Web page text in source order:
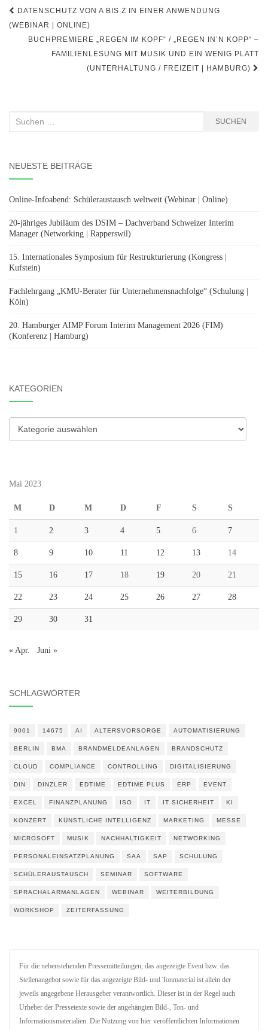
Beitragsnavigation
DATENSCHUTZ VON A BIS Z IN EINER ANWENDUNG
(WEBINAR | ONLINE)
BUCHPREMIERE „REGEN IM KOPF“ / „REGEN IN’N KOPP“ –
FAMILIENLESUNG MIT MUSIK UND EIN WENIG PLATT
(UNTERHALTUNG / FREIZEIT | HAMBURG)
Suchen
SUCHEN
NEUESTE BEITRÄGE
Online-Infoabend: Schüleraustausch weltweit (Webinar | Online)
20-jähriges Jubiläum des DSIM – Dachverband Schweizer Interim
Manager (Networking | Rapperswil)
15. Internationales Symposium für Restrukturierung (Kongress |
Kufstein)
Fachlehrgang „KMU-Berater für Unternehmensnachfolge“ (Schulung |
Köln)
20. Hamburger AIMP Forum Interim Management 2026 (FIM)
(Konferenz | Hamburg)
KATEGORIEN
Kategorien
Mai 2023
M D M D F S S
1 2 3 4 5 6 7
8 9 10 11 12 13 14
15 16 17 18 19 20 21
22 23 24 25 26 27 28
29 30 31
« Apr. Juni »
SCHLAGWÖRTER
9001 14675 AI ALTERSVORSORGE AUTOMATISIERUNG
BERLIN BMA BRANDMELDEANLAGEN BRANDSCHUTZ
CLOUD COMPLIANCE CONTROLLING DIGITALISIERUNG
DIN DINZLER EDTIME EDTIME PLUS ERP EVENT
EXCEL FINANZPLANUNG ISO IT IT SICHERHEIT KI
KONZERT KÜNSTLICHE INTELLIGENZ MARKETING MESSE
MICROSOFT MUSIK NACHHALTIGKEIT NETWORKING
PERSONALEINSATZPLANUNG SAA SAP SCHULUNG
SCHÜLERAUSTAUSCH SEMINAR SOFTWARE
SPRACHALARMANLAGEN WEBINAR WEITERBILDUNG
WORKSHOP ZEITERFASSUNG
Für die nebenstehenden Pressemitteilungen, das angezeigte Event bzw. das
Stellenangebot sowie für das angezeigte Bild- und Tonmaterial ist allein der
jeweils angegebene Herausgeber verantwortlich. Dieser ist in der Regel auch
Urheber der Pressetexte sowie der angehängten Bild-, Ton- und
Informationsmaterialien. Die Nutzung von hier veröffentlichten Informationen